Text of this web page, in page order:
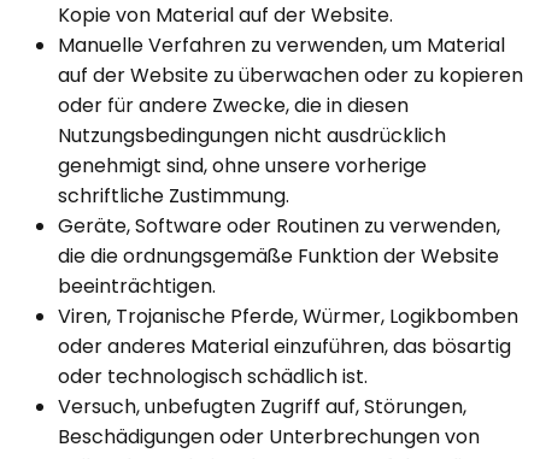
Kopie von Material auf der Website.
Manuelle Verfahren zu verwenden, um Material
auf der Website zu überwachen oder zu kopieren
oder für andere Zwecke, die in diesen
Nutzungsbedingungen nicht ausdrücklich
genehmigt sind, ohne unsere vorherige
schriftliche Zustimmung.
Geräte, Software oder Routinen zu verwenden,
die die ordnungsgemäße Funktion der Website
beeinträchtigen.
Viren, Trojanische Pferde, Würmer, Logikbomben
oder anderes Material einzuführen, das bösartig
oder technologisch schädlich ist.
Versuch, unbefugten Zugriff auf, Störungen,
Beschädigungen oder Unterbrechungen von